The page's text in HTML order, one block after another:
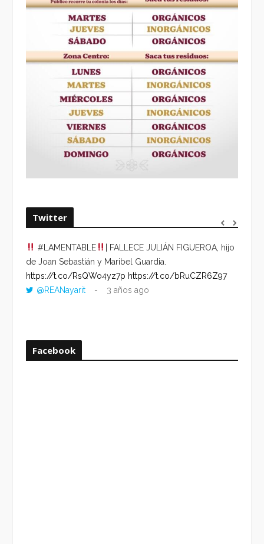
Twitter
#LAMENTABLE
| FALLECE JULIÁN FIGUEROA, hijo
de Joan Sebastián y Maribel Guardia.
https://t.co/RsQWo4yz7p https://t.co/bRuCZR6Z97
@REANayarit
3 años ago
Facebook